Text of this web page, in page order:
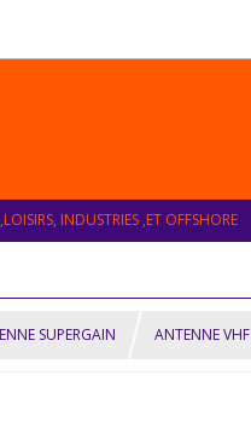
INDUSTRIES ,ET OFFSHORE
SUPERGAIN ANTENNE VHF